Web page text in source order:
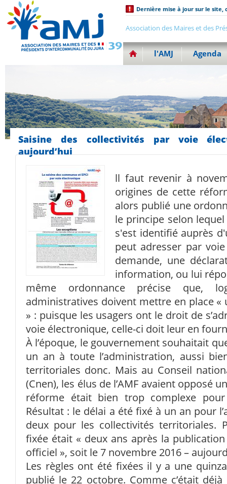
Dernière mise à jour sur le site,
Association des Maires et des
l'AMJ Agenda
Saisine des collectivités par voie
aujourd’hui
ll faut revenir à
origines de cette
alors publié une
le principe selon
s'est identifié auprès
peut adresser par
demande, une
information, ou lui
même ordonnance précise que,
administratives doivent mettre en place «
» : puisque les usagers ont le droit de
voie électronique, celle-ci doit leur en
À l’époque, le gouvernement souhaitait
un an à toute l’administration, aussi
territoriales donc. Mais au Conseil
(Cnen), les élus de l’AMF avaient opposé
réforme était bien trop complexe
Résultat : le délai a été fixé à un an pour
deux pour les collectivités territoriales.
fixée était « deux ans après la publication
officiel », soit le 7 novembre 2016 –
Les règles ont été fixées il y a une
publié le 22 octobre. Comme c’était